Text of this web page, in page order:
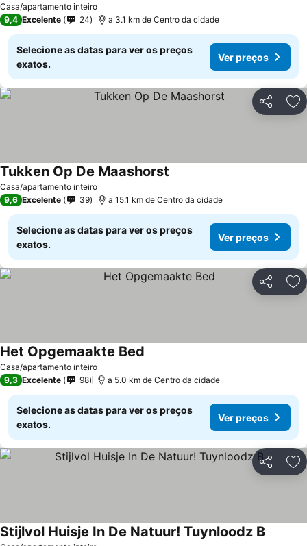
Casa/apartamento inteiro
9,4 Excelente 24 a 3.1 km de Centro da cidade
Selecione as datas para ver os preços
exatos.
Ver preços
Partilhar
Casa/apartamento inteiro
Tukken Op De Maashorst
9,6 Excelente 39 a 15.1 km de Centro da cidade
Selecione as datas para ver os preços
exatos.
Ver preços
Partilhar
Casa/apartamento inteiro
Het Opgemaakte Bed
9,3 Excelente 98 a 5.0 km de Centro da cidade
Selecione as datas para ver os preços
exatos.
Ver preços
Partilhar
Stijlvol Huisje In De Natuur! Tuynloodz BVer